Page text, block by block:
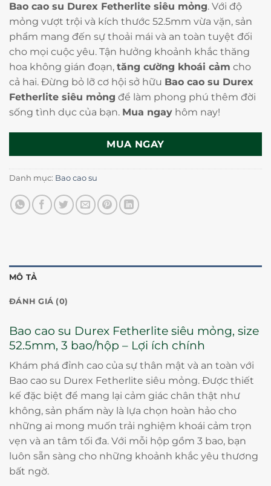
Bao cao su Durex Fetherlite siêu mỏng. Với độ
mỏng vượt trội và kích thước 52.5mm vừa vặn, sản
phẩm mang đến sự thoải mái và an toàn tuyệt đối
cho mọi cuộc yêu. Tận hưởng khoảnh khắc thăng
hoa không gián đoạn, tăng cường khoái cảm cho
cả hai. Đừng bỏ lỡ cơ hội sở hữu Bao cao su Durex
Fetherlite siêu mỏng để làm phong phú thêm đời
sống tình dục của bạn. Mua ngay hôm nay!
MUA NGAY
Danh mục: Bao cao su
MÔ TẢ
ĐÁNH GIÁ (0)
Bao cao su Durex Fetherlite siêu mỏng, size
52.5mm, 3 bao/hộp – Lợi ích chính
Khám phá đỉnh cao của sự thân mật và an toàn với
Bao cao su Durex Fetherlite siêu mỏng. Được thiết
kế đặc biệt để mang lại cảm giác chân thật như
không, sản phẩm này là lựa chọn hoàn hảo cho
những ai mong muốn trải nghiệm khoái cảm trọn
vẹn và an tâm tối đa. Với mỗi hộp gồm 3 bao, bạn
luôn sẵn sàng cho những khoảnh khắc yêu thương
bất ngờ.